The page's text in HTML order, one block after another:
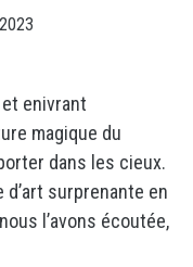
enivrant
magique du
dans les cieux.
surprenante en
l’avons écoutée,